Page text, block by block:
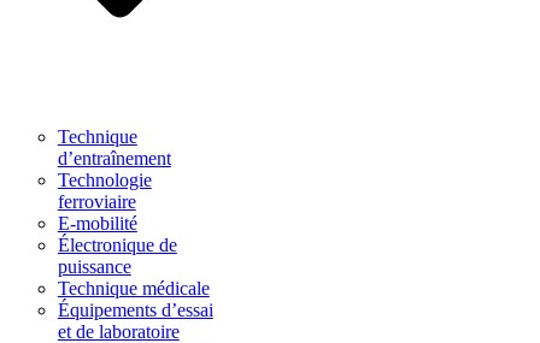
Technique
d’entraînement
Technologie
ferroviaire
E-mobilité
Électronique de
puissance
Technique médicale
Équipements d’essai
et de laboratoire